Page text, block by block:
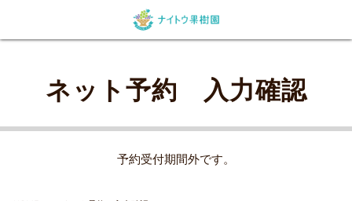
ネット予約 入力確認
予約受付期間外です。
特定商取引に関する法律に基づく表記
個人情報保護方針